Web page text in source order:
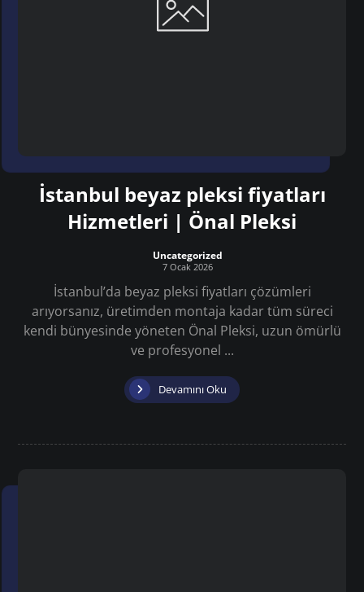
İstanbul beyaz pleksi fiyatları
Hizmetleri | Önal Pleksi
Uncategorized
7 Ocak 2026
İstanbul’da beyaz pleksi fiyatları çözümleri
arıyorsanız, üretimden montaja kadar tüm süreci
kendi bünyesinde yöneten Önal Pleksi, uzun ömürlü
ve profesyonel ...
Devamını Oku